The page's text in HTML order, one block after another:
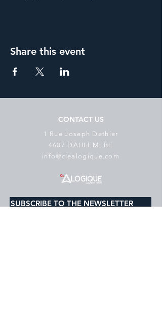
Share this event
CONTACT US
1 Rue Joseph Dethier
4607 DAHLEM, BE
info@ciealogique.com
SUBSCRIBE TO THE NEWSLETTER